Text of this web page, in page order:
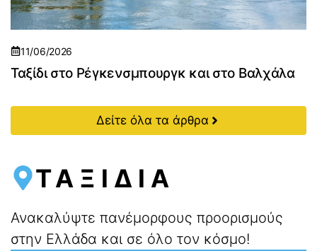
11/06/2026
Ταξίδι στο Ρέγκενσμπουργκ και στο Βαλχάλα
Δείτε όλα τα άρθρα
ΤΑΞΙΔΙΑ
Ανακαλύψτε πανέμορφους προορισμούς
στην Ελλάδα και σε όλο τον κόσμο!